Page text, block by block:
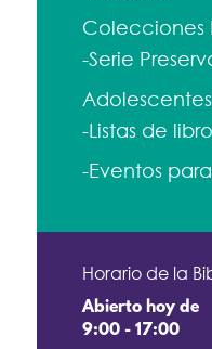
Colecciones
-Serie
Adolescentes
-Listas de
-Eventos
Horario de la
Abierto hoy de
9:00 - 17:00